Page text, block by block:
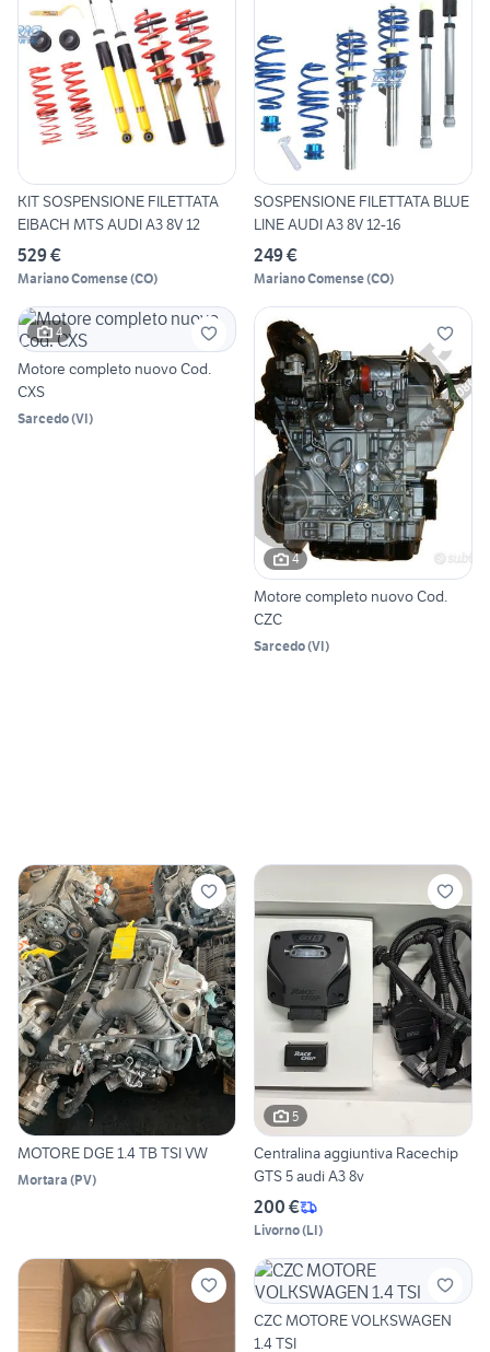
KIT SOSPENSIONE FILETTATA
EIBACH MTS AUDI A3 8V 12
529 €
Mariano Comense(CO)
SOSPENSIONE FILETTATA BLUE
LINE AUDI A3 8V 12-16
249 €
Mariano Comense(CO)
4
Motore completo nuovo Cod.
CXS
Sarcedo(VI)
4
Motore completo nuovo Cod.
CZC
Sarcedo(VI)
MOTORE DGE 1.4 TB TSI VW
Mortara (PV)
5
Centralina aggiuntiva Racechip
GTS 5 audi A3 8v
200 €
Livorno(LI)
CZC MOTORE VOLKSWAGEN
1.4 TSI